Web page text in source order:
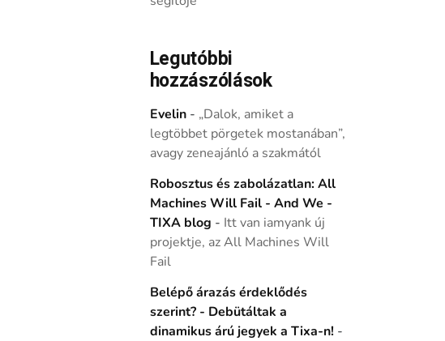
Legutóbbi
hozzászólások
Evelin- „Dalok, amiket a
legtöbbet pörgetek mostanában”,
avagy zeneajánló a szakmától
Robosztus és zabolázatlan: All
Machines Will Fail - And We -
TIXA blog - Itt van iamyank új
projektje, az All Machines Will
Fail
Belépő árazás érdeklődés
szerint? - Debütáltak a
dinamikus árú jegyek a Tixa-n! -